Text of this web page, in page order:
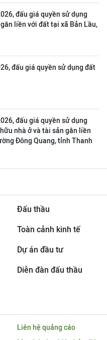
đấu giá quyền sử dụng
liền với đất tại xã Bản Lầu,
đấu giá quyền sử dụng đất
đấu giá quyền sử dụng
nhà ở và tài sản gắn liền
Đông Quang, tỉnh Thanh
Đấu thầu
Toàn cảnh kinh tế
Dự án đầu tư
Diễn đàn đấu thầu
Liên hệ quảng cáo